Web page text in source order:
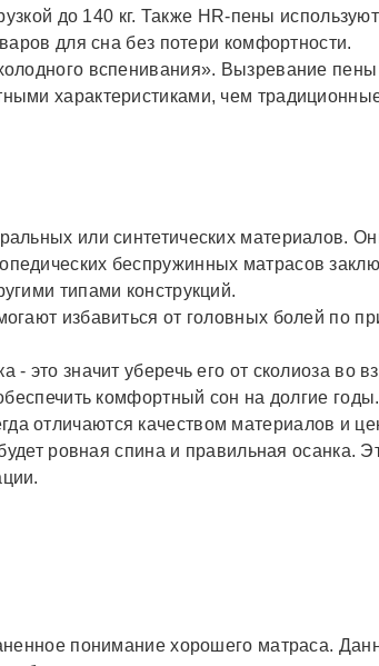
до 140 кг. Также HR-пены
для сна без потери комфортности.
вспенивания». Вызревание
характеристиками, чем
или синтетических материалов.
беспружинных матрасов
типами конструкций.
избавиться от головных болей по
это значит уберечь его от сколиоза во
комфортный сон на долгие годы.
отличаются качеством материалов и
ровная спина и правильная
понимание хорошего матраса.